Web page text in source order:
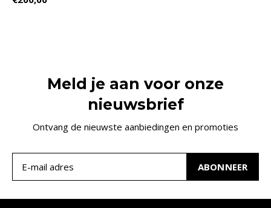
Meld je aan voor onze
nieuwsbrief
Ontvang de nieuwste aanbiedingen en promoties
ABONNEER